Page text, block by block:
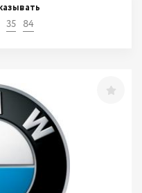
35 84